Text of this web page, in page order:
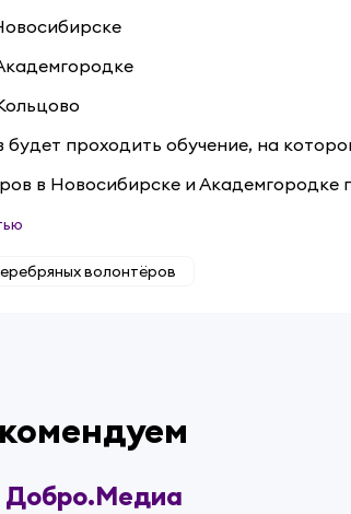
будет проходить обучение, на
в Новосибирске и
волонтёров
Добро.Медиа